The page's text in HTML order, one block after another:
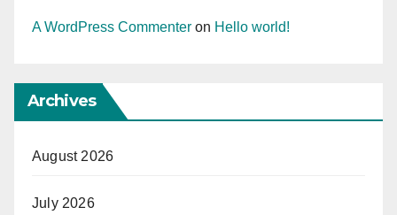
A WordPress Commenter on Hello world!
Archives
August 2026
July 2026